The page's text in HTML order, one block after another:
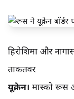
हिरोशिमा और
ताकतवर
यूक्रेन। मास्को रूस